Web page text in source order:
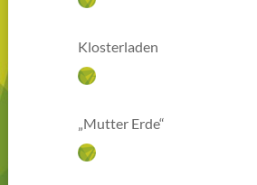
Klosterladen
„Mutter Erde“